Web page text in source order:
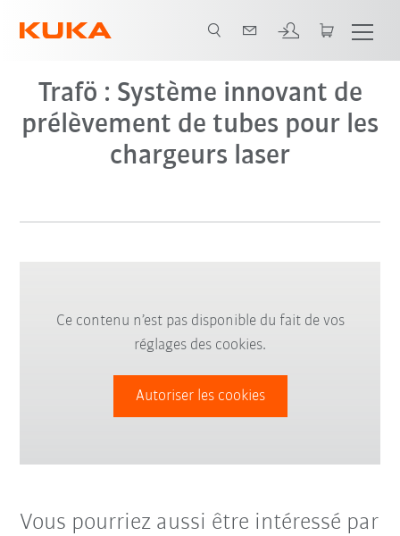
Trafö : Système innovant de
prélèvement de tubes pour les
chargeurs laser
Ce contenu n’est pas disponible du fait de vos
réglages des cookies.
Autoriser les cookies
Vous pourriez aussi être intéressé par